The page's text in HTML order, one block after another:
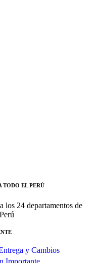
TODO EL PERÚ
los 24 departamentos de
y Cambios
Importante